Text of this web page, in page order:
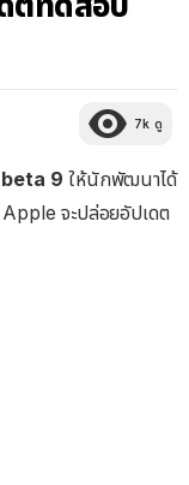
7k ดู
beta 9 ให้นักพัฒนาได้
จะปล่อยอัปเดต